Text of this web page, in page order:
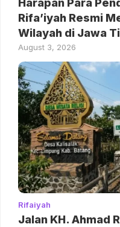
Harapan Para
Rifa’iyah Resmi
Wilayah di Jawa
August 3, 2026
Rifaiyah
Jalan KH. Ahmad